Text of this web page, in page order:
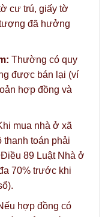
cư trú, giấy tờ
đã hưởng
Thường có quy
được bán lại (ví
hợp đồng và
mua nhà ở xã
toán phải
89 Luật Nhà ở
70% trước khi
hợp đồng có